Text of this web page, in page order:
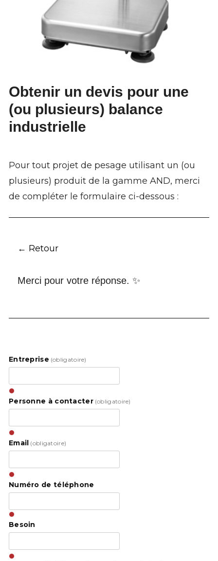
Obtenir un devis pour une
(ou plusieurs) balance
industrielle
Pour tout projet de pesage utilisant un (ou
plusieurs) produit de la gamme AND, merci
de compléter le formulaire ci-dessous :
← Retour
Merci pour votre réponse. ✨
Entreprise (obligatoire)
Personne à contacter (obligatoire)
Email (obligatoire)
Numéro de téléphone
Besoin